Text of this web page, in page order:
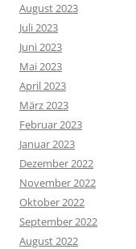
August 2023
Juli 2023
Juni 2023
Mai 2023
April 2023
März 2023
Februar 2023
Januar 2023
Dezember 2022
November 2022
Oktober 2022
September 2022
August 2022